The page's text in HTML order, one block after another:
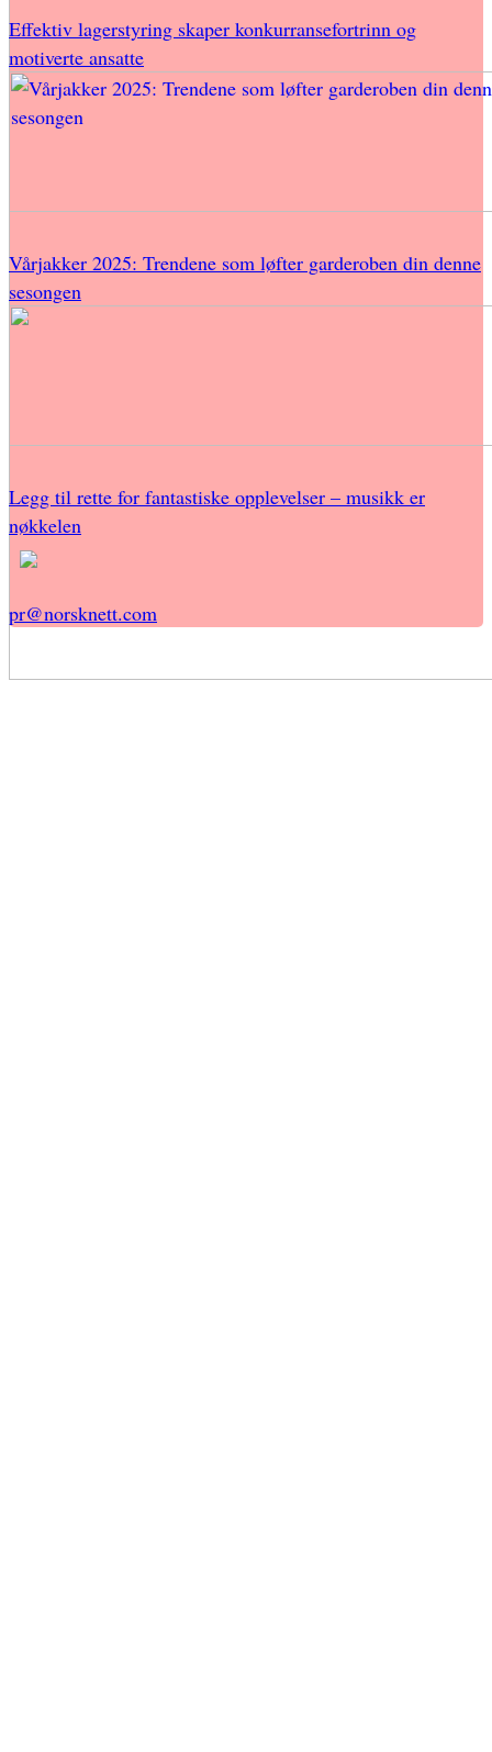
Effektiv lagerstyring skaper konkurransefortrinn og
motiverte ansatte
Vårjakker 2025: Trendene som løfter garderoben din denne
sesongen
Legg til rette for fantastiske opplevelser – musikk er
nøkkelen
pr@norsknett.com